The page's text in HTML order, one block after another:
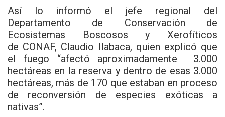
Así lo informó el jefe regional del
Departamento de Conservación de
Ecosistemas Boscosos y Xerofíticos
de CONAF, Claudio Ilabaca, quien explicó que
el fuego “afectó aproximadamente 3.000
hectáreas en la reserva y dentro de esas 3.000
hectáreas, más de 170 que estaban en proceso
de reconversión de especies exóticas a
nativas”.